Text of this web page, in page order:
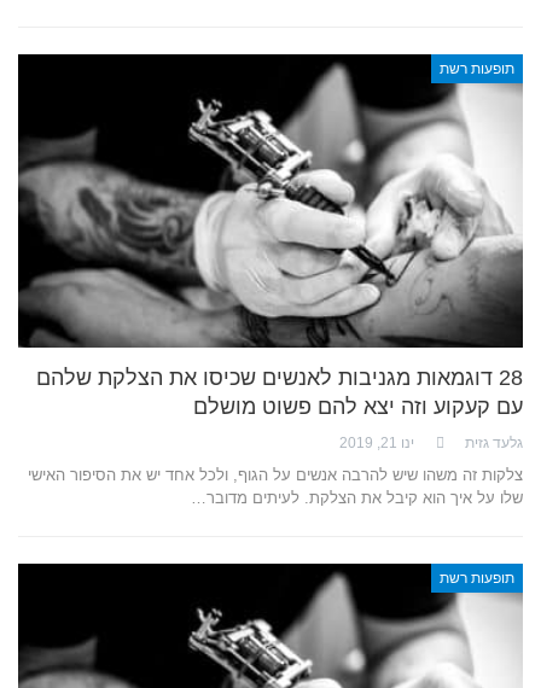
תופעות רשת
28 דוגמאות מגניבות לאנשים שכיסו את הצלקת שלהם
עם קעקוע וזה יצא להם פשוט מושלם
גלעד גזית ינו 21, 2019
צלקות זה משהו שיש להרבה אנשים על הגוף, ולכל אחד יש את הסיפור האישי
שלו על איך הוא קיבל את הצלקת. לעיתים מדובר…
תופעות רשת